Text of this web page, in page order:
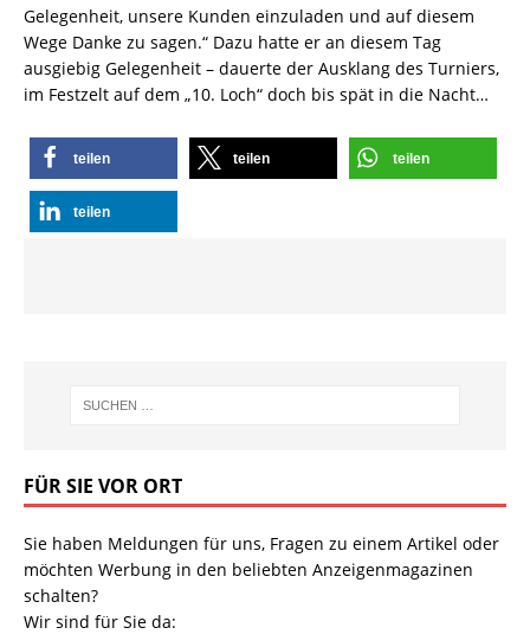
Gelegenheit, unsere Kunden einzuladen und auf diesem
Wege Danke zu sagen.“ Dazu hatte er an diesem Tag
ausgiebig Gelegenheit – dauerte der Ausklang des Turniers,
im Festzelt auf dem „10. Loch“ doch bis spät in die Nacht…
teilen teilen teilen
teilen
FÜR SIE VOR ORT
Sie haben Meldungen für uns, Fragen zu einem Artikel oder
möchten Werbung in den beliebten Anzeigenmagazinen
schalten?
Wir sind für Sie da: